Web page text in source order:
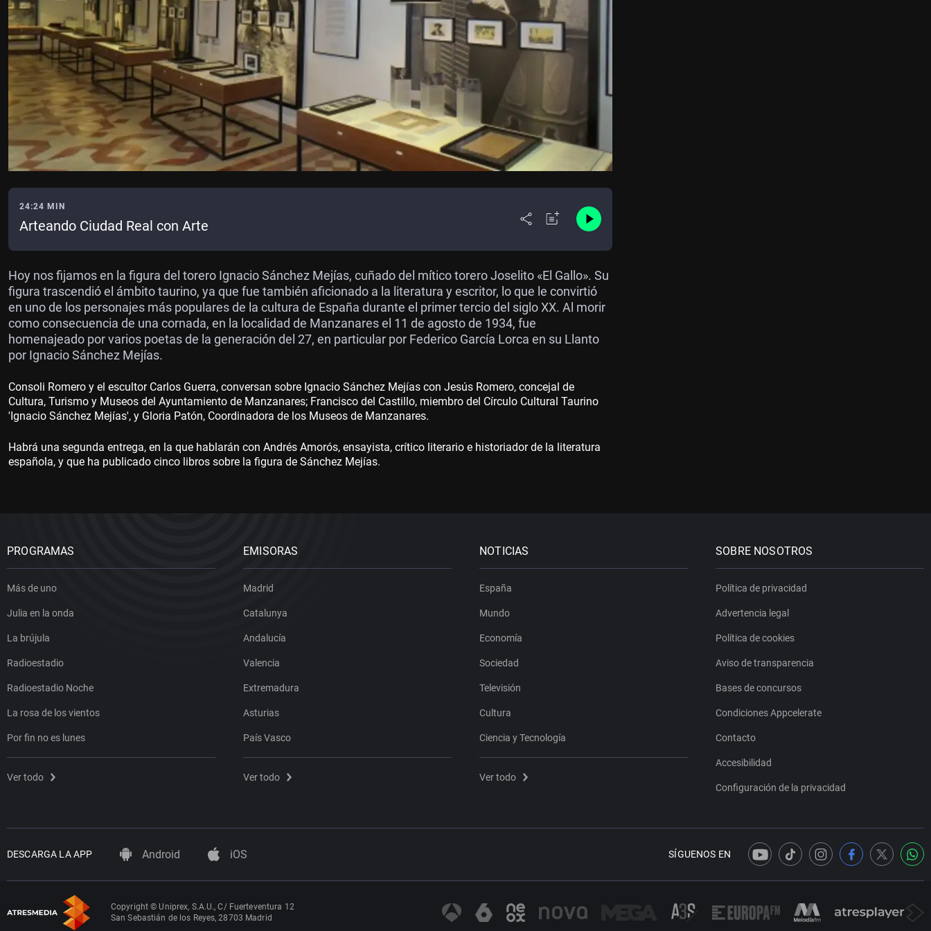
24:24 MIN
Arteando Ciudad Real con Arte
Hoy nos fijamos en la figura del torero Ignacio Sánchez Mejías, cuñado del mítico torero Joselito «El Gallo». Su
figura trascendió el ámbito taurino, ya que fue también aficionado a la literatura y escritor, lo que le convirtió
en uno de los personajes más populares de la cultura de España durante el primer tercio del siglo XX. Al morir
como consecuencia de una cornada, en la localidad de Manzanares el 11 de agosto de 1934, fue
homenajeado por varios poetas de la generación del 27, en particular por Federico García Lorca en su Llanto
por Ignacio Sánchez Mejías.
Consoli Romero y el escultor Carlos Guerra, conversan sobre Ignacio Sánchez Mejías con Jesús Romero, concejal de
Cultura, Turismo y Museos del Ayuntamiento de Manzanares; Francisco del Castillo, miembro del Círculo Cultural Taurino
'Ignacio Sánchez Mejías', y Gloria Patón, Coordinadora de los Museos de Manzanares.
Habrá una segunda entrega, en la que hablarán con Andrés Amorós, ensayista, crítico literario e historiador de la literatura
española, y que ha publicado cinco libros sobre la figura de Sánchez Mejías.
PROGRAMAS
Más de uno
Julia en la onda
La brújula
Radioestadio
Radioestadio Noche
La rosa de los vientos
Por fin no es lunes
Ver todo
EMISORAS
Madrid
Catalunya
Andalucía
Valencia
Extremadura
Asturias
País Vasco
Ver todo
NOTICIAS
España
Mundo
Economía
Sociedad
Televisión
Cultura
Ciencia y Tecnología
Ver todo
SOBRE NOSOTROS
Política de privacidad
Advertencia legal
Política de cookies
Aviso de transparencia
Bases de concursos
Condiciones Appcelerate
Contacto
Accesibilidad
Configuración de la privacidad
DESCARGA LA APP Android iOS SÍGUENOS EN
Copyright © Uniprex, S.A.U., C/ Fuerteventura 12
San Sebastián de los Reyes, 28703 Madrid